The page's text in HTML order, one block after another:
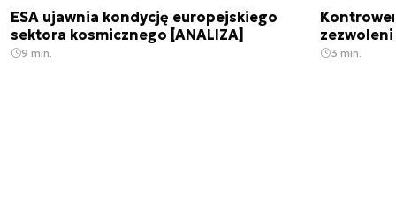
ESA ujawnia kondycję europejskiego
sektora kosmicznego [ANALIZA]
9 min. 3 min.